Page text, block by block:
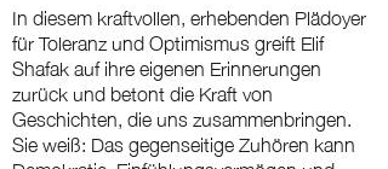
In diesem kraftvollen, erhebenden Plädoyer
für Toleranz und Optimismus greift Elif
Shafak auf ihre eigenen Erinnerungen
zurück und betont die Kraft von
Geschichten, die uns zusammenbringen.
Sie weiß: Das gegenseitige Zuhören kann